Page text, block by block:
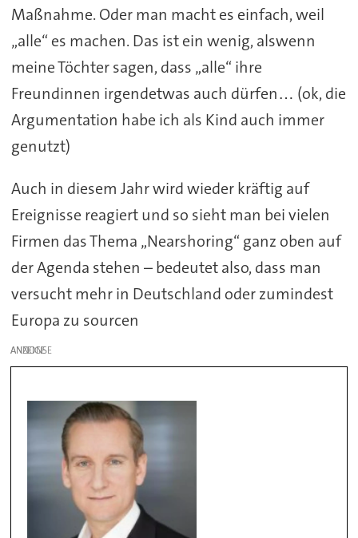
Maßnahme. Oder man macht es einfach, weil
„alle“ es machen. Das ist ein wenig, alswenn
meine Töchter sagen, dass „alle“ ihre
Freundinnen irgendetwas auch dürfen… (ok, die
Argumentation habe ich als Kind auch immer
genutzt)
Auch in diesem Jahr wird wieder kräftig auf
Ereignisse reagiert und so sieht man bei vielen
Firmen das Thema „Nearshoring“ ganz oben auf
der Agenda stehen – bedeutet also, dass man
versucht mehr in Deutschland oder zumindest
Europa zu sourcen
ANZEIGE